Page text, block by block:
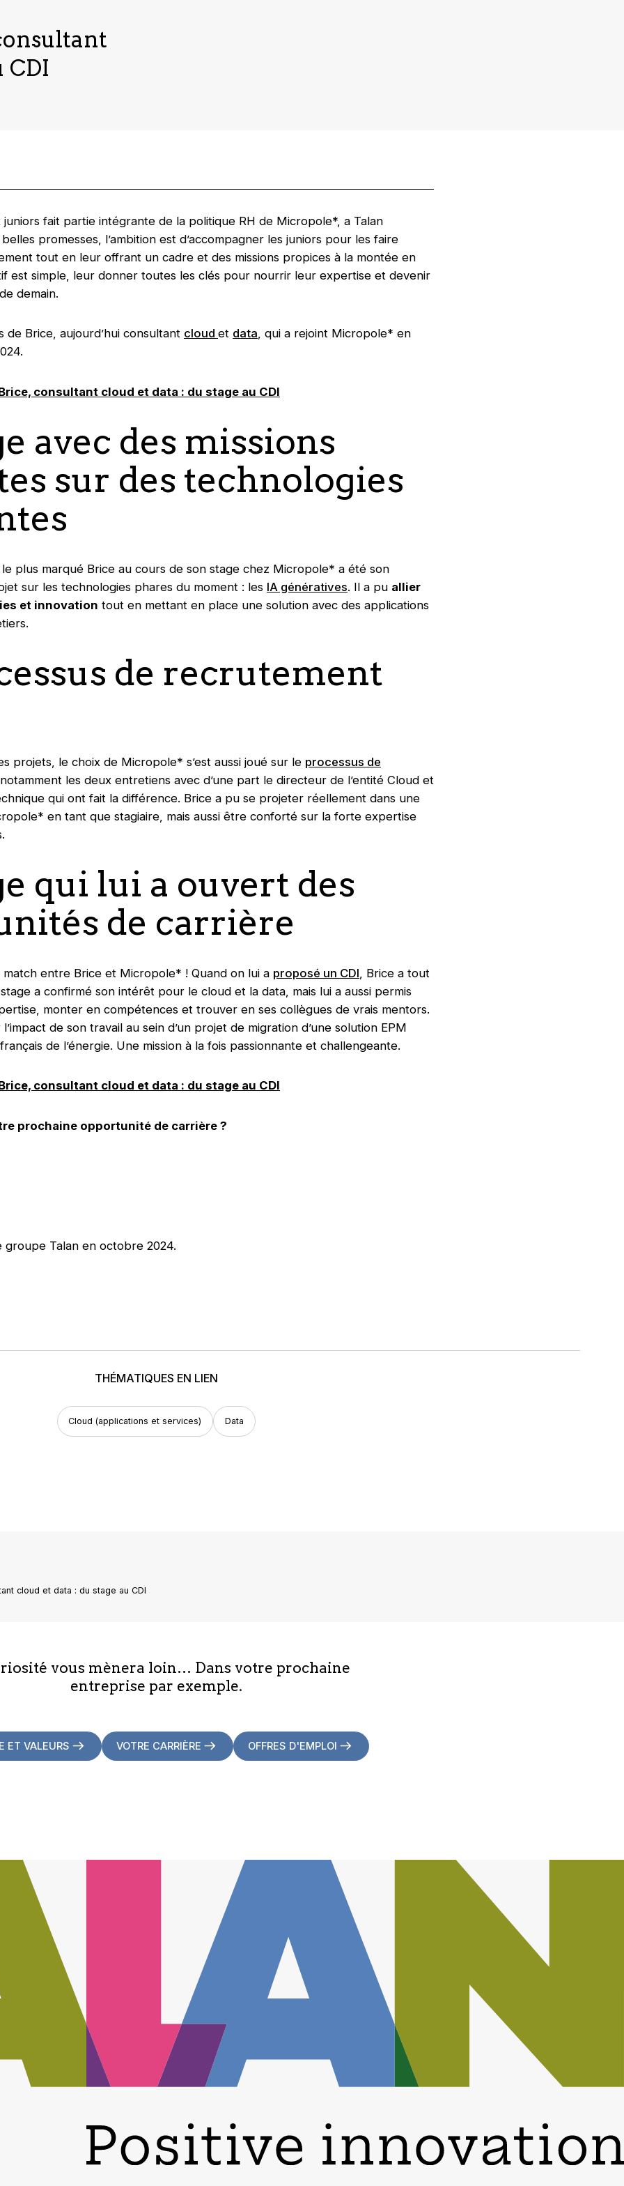
CDI
juniors fait partie intégrante de la politique RH de Micropole*, a Talan
promesses, l’ambition est d’accompagner les juniors pour les faire
tout en leur offrant un cadre et des missions propices à la montée en
est simple, leur donner toutes les clés pour nourrir leur expertise et devenir
demain.
Brice, aujourd’hui consultant cloud et data, qui a rejoint Micropole* en
consultant cloud et data : du stage au CDI
avec des missions
sur des technologies
le plus marqué Brice au cours de son stage chez Micropole* a été son
sur les technologies phares du moment : les IA génératives. Il a pu allier
et innovation tout en mettant en place une solution avec des applications
de recrutement
projets, le choix de Micropole* s’est aussi joué sur le processus de
les deux entretiens avec d’une part le directeur de l’entité Cloud et
qui ont fait la différence. Brice a pu se projeter réellement dans une
en tant que stagiaire, mais aussi être conforté sur la forte expertise
qui lui a ouvert des
de carrière
entre Brice et Micropole* ! Quand on lui a proposé un CDI , Brice a tout
a confirmé son intérêt pour le cloud et la data, mais lui a aussi permis
monter en compétences et trouver en ses collègues de vrais mentors.
de son travail au sein d’un projet de migration d’une solution EPM
de l’énergie. Une mission à la fois passionnante et challengeante.
consultant cloud et data : du stage au CDI
prochaine opportunité de carrière ?
Talan en octobre 2024.
THÉMATIQUES EN LIEN
Cloud (applications et services) Data
cloud et data : du stage au CDI
vous mènera loin… Dans votre prochaine
entreprise par exemple.
ET VALEURS VOTRE CARRIÈRE OFFRES D'EMPLOI